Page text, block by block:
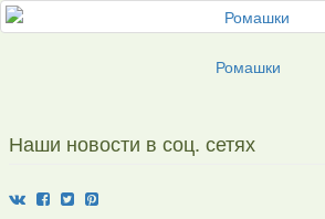
Ромашки
Наши новости в соц. сетях